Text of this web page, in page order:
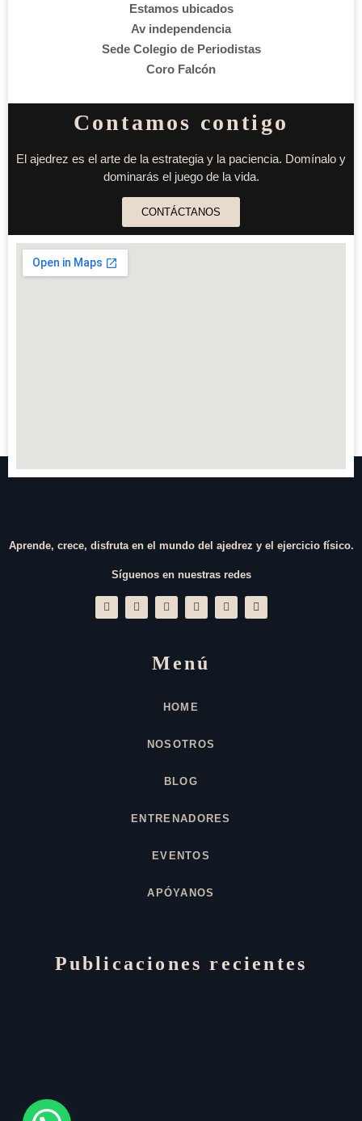
Estamos ubicados
Av independencia
Sede Colegio de Periodistas
Coro Falcón
Contamos contigo
El ajedrez es el arte de la estrategia y la paciencia. Domínalo y
dominarás el juego de la vida.
CONTÁCTANOS
Aprende, crece, disfruta en el mundo del ajedrez y el ejercicio físico.
Síguenos en nuestras redes
Menú
HOME
NOSOTROS
BLOG
ENTRENADORES
EVENTOS
APÓYANOS
Publicaciones recientes